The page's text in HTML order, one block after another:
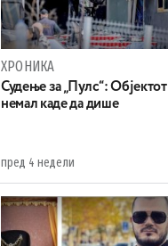
ХРОНИКА
Судење за „Пулс“: Објектот
немал каде да дише
пред 4 недели